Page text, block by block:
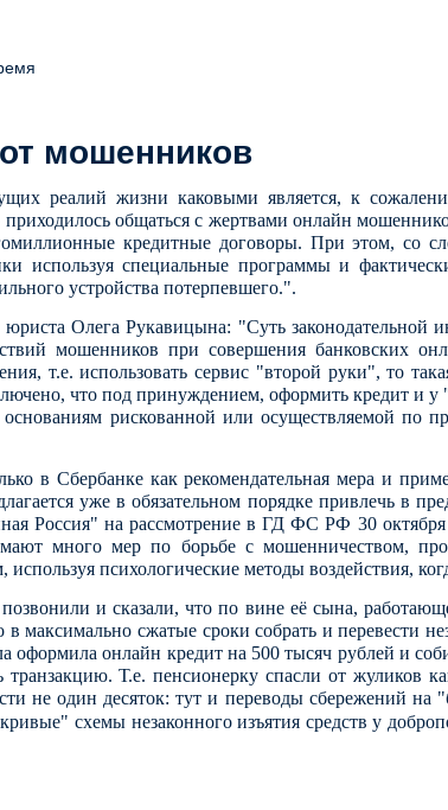
мошенников
реалий жизни каковыми является, к
общаться с жертвами онлайн
кредитные договоры. При этом, со
используя специальные программы и
устройства потерпевшего.".
Олега Рукавицына: "Суть законодательной
мошенников при совершения банковских
т.е. использовать сервис "второй руки", то
что под принуждением, оформить кредит и у
рискованной или осуществляемой по
в Сбербанке как рекомендательная мера и
уже в обязательном порядке привлечь в
Россия" на рассмотрение в ГД ФС РФ 30
много мер по борьбе с мошенничеством,
психологические методы воздействия,
и сказали, что по вине её сына,
сжатые сроки собрать и перевести
онлайн кредит на 500 тысяч рублей и
Т.е. пенсионерку спасли от жуликов
не один десяток: тут и переводы сбережений на
схемы незаконного изъятия средств у